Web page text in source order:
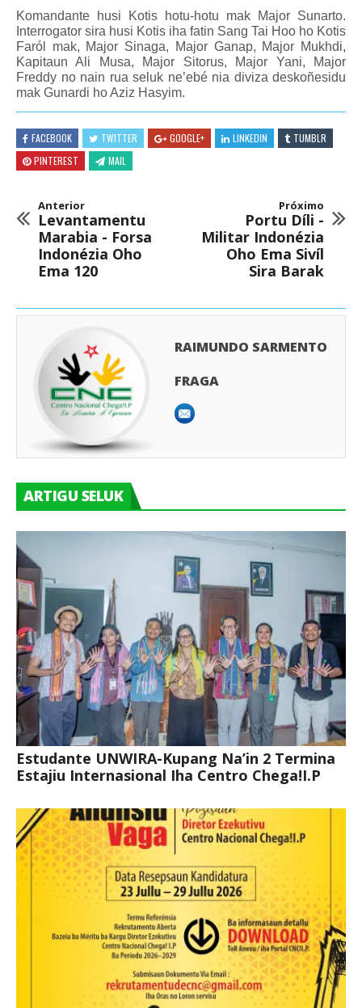
Komandante husi Kotis hotu-hotu mak Major Sunarto.
Interrogator sira husi Kotis iha fatin Sang Tai Hoo ho Kotis
Faról mak, Major Sinaga, Major Ganap, Major Mukhdi,
Kapitaun Ali Musa, Major Sitorus, Major Yani, Major
Freddy no nain rua seluk ne’ebé nia diviza deskoñesidu
mak Gunardi ho Aziz Hasyim.
FACEBOOK TWITTER GOOGLE+ LINKEDIN
TUMBLR
PINTEREST
MAIL
Anterior
Levantamentu
Marabia - Forsa
Indonézia Oho
Ema 120
Próximo
Portu Díli -
Militar Indonézia
Oho Ema Sivíl
Sira Barak
RAIMUNDO SARMENTO
FRAGA
ARTIGU SELUK
Estudante UNWIRA-Kupang Na’in 2 Termina
Estajiu Internasional Iha Centro Chega!I.P